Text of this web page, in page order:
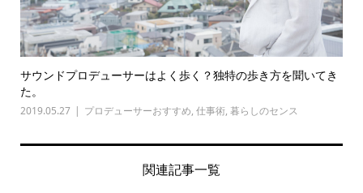
サウンドプロデューサーはよく歩く？独特の歩き方を聞いてき
た。
2019.05.27 プロデューサーおすすめ, 仕事術, 暮らしのセンス
関連記事一覧